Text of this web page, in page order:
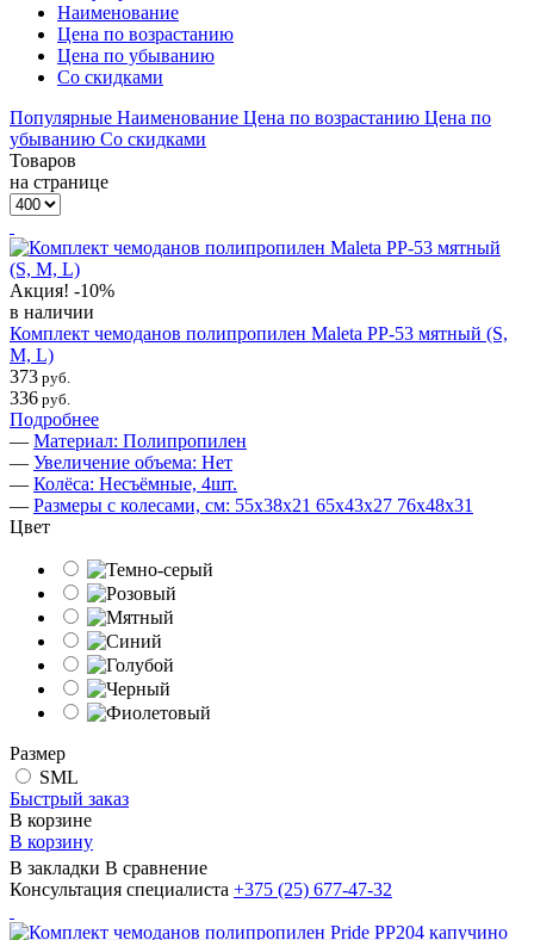
Наименование
Цена по возрастанию
Цена по убыванию
Со скидками
Популярные Наименование Цена по возрастанию Цена по
убыванию Со скидками
Товаров
на странице
Акция! -10%
в наличии
Комплект чемоданов полипропилен Maleta PP-53 мятный (S,
M, L)
373 руб.
336 руб.
Подробнее
— Материал: Полипропилен
— Увеличение объема: Нет
— Колёса: Несъёмные, 4шт.
— Размеры с колесами, см: 55х38х21 65х43х27 76х48х31
Цвет
Размер
SML
Быстрый заказ
В корзине
В корзину
В закладки В сравнение
Консультация специалиста +375 (25) 677-47-32